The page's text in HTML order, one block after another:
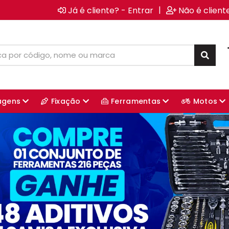
Já é cliente? - Entrar | Não é
Fixação Ferramentas Motos